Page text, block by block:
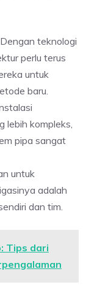
Dengan teknologi
perlu terus
untuk
baru.
lebih kompleks,
pipa sangat
untuk
adalah
dan tim.
Tips dari